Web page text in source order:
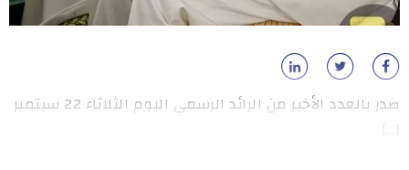
صدر بالعدد الأخير من الرائد الرسمي اليوم الثلاثاء 22 سبتمبر